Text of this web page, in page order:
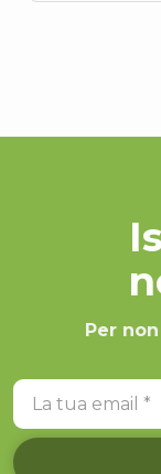
Per
La tua email